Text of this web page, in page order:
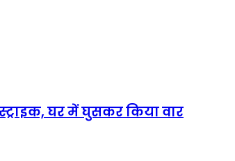
घर में घुसकर किया वार